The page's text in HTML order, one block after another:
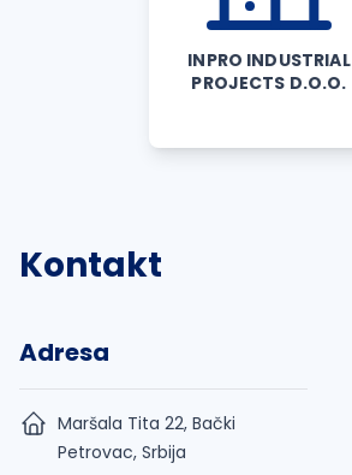
INPRO INDUSTRIAL
PROJECTS D.O.O.
Kontakt
Adresa
Maršala Tita 22, Bački
Petrovac, Srbija